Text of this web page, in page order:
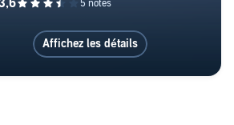
Potions and Punishments
Affichez les détails